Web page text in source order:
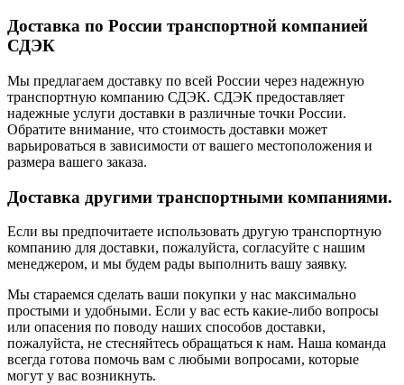
Доставка по России транспортной компанией
СДЭК
Мы предлагаем доставку по всей России через надежную
транспортную компанию СДЭК. СДЭК предоставляет
надежные услуги доставки в различные точки России.
Обратите внимание, что стоимость доставки может
варьироваться в зависимости от вашего местоположения и
размера вашего заказа.
Доставка другими транспортными компаниями.
Если вы предпочитаете использовать другую транспортную
компанию для доставки, пожалуйста, согласуйте с нашим
менеджером, и мы будем рады выполнить вашу заявку.
Мы стараемся сделать ваши покупки у нас максимально
простыми и удобными. Если у вас есть какие-либо вопросы
или опасения по поводу наших способов доставки,
пожалуйста, не стесняйтесь обращаться к нам. Наша команда
всегда готова помочь вам с любыми вопросами, которые
могут у вас возникнуть.